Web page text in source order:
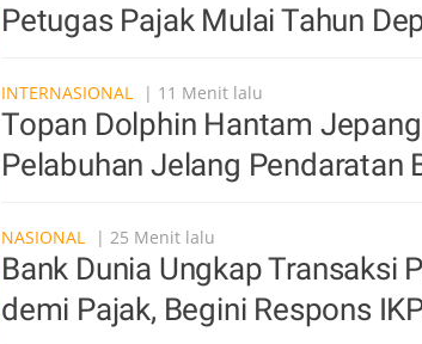
Petugas Pajak Mulai Tahun
INTERNASIONAL | 11 Menit lalu
Topan Dolphin Hantam
Pelabuhan Jelang Pendaratan
NASIONAL | 25 Menit lalu
Bank Dunia Ungkap Transaksi
demi Pajak, Begini Respons